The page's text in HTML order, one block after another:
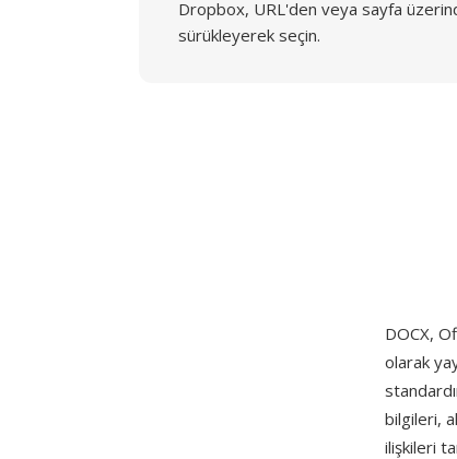
Dropbox, URL'den veya sayfa
sürükleyerek seçin.
DOCX,
olarak
bilgileri,
ilişkileri